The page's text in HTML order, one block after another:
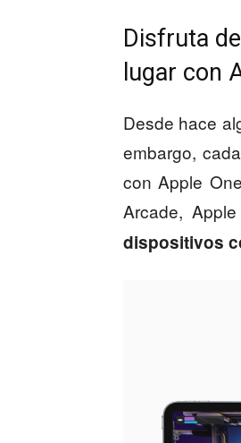
Disfruta
lugar con
Desde hace
embargo,
con Apple
Arcade,
dispositivos